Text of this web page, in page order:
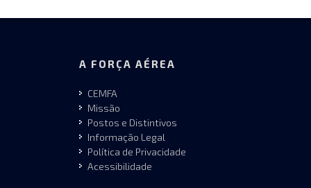
A FORÇA AÉREA
CEMFA
Missão
Postos e Distintivos
Informação Legal
Política de Privacidade
Acessibilidade